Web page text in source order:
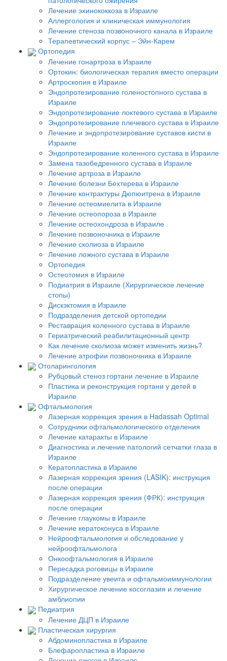
Лечение эхинококкоза в Израиле
Аллергология и клиническая иммунология
Лечение стеноза позвоночного канала в Израиле
Терапевтический корпус – Эйн-Карем
Ортопедия
Лечение гонартроза в Израиле
Ортокин: биологическая терапия вместо операции
Артроскопия в Израиле
Эндопротезирование голеностопного сустава в
Израиле
Эндопротезирование локтевого сустава в Израиле
Эндопротезирование плечевого сустава в Израиле
Лечение и эндопротезирование суставов кисти в
Израиле
Эндопротезирование коленного сустава в Израиле
Замена тазобедренного сустава в Израиле
Лечение артроза в Израиле
Лечение болезни Бехтерева в Израиле
Лечение контрактуры Дюпюитрена в Израиле
Лечение остеомиелита в Израиле
Лечение остеопороза в Израиле
Лечение остеохондроза в Израиле
Лечение позвоночника в Израиле
Лечение сколиоза в Израиле
Лечение ложного сустава в Израиле
Ортопедия
Остеотомия в Израиле
Подиатрия в Израиле (Хирургическое лечение
стопы)
Дискэктомия в Израиле
Подразделения детской ортопедии
Реставрация коленного сустава в Израиле
Гериатрический реабилитационный центр
Как лечение сколиоза может изменить жизнь?
Лечение атрофии позвоночника в Израиле
Отоларингология
Рубцовый стеноз гортани лечение в Израиле
Пластика и реконструкция гортани у детей в
Израиле
Офтальмология
Лазерная коррекция зрения в Hadassah Optimal
Сотрудники офтальмологического отделения
Лечение катаракты в Израиле
Диагностика и лечение патологий сетчатки глаза в
Израиле
Кератопластика в Израиле
Лазерная коррекция зрения (LASIK): инструкция
после операции
Лазерная коррекция зрения (ФРК): инструкция
после операции
Лечение глаукомы в Израиле
Лечение кератоконуса в Израиле
Нейроофтальмология и обследование у
нейроофтальмолога
Онкоофтальмология в Израиле
Пересадка роговицы в Израиле
Подразделение увеита и офтальмоиммунологии
Хирургическое лечение косоглазия и лечение
амблиопии
Педиатрия
Лечение ДЦП в Израиле
Пластическая хирургия
Абдоминопластика в Израиле
Блефаропластика в Израиле